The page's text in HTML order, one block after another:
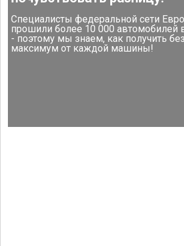
Специалисты федеральной сети
прошили более 10 000 автомобилей
- поэтому мы знаем, как получить
максимум от каждой машины!